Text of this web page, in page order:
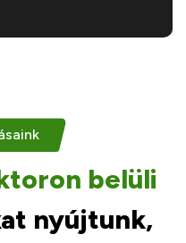
belüli
nyújtunk,